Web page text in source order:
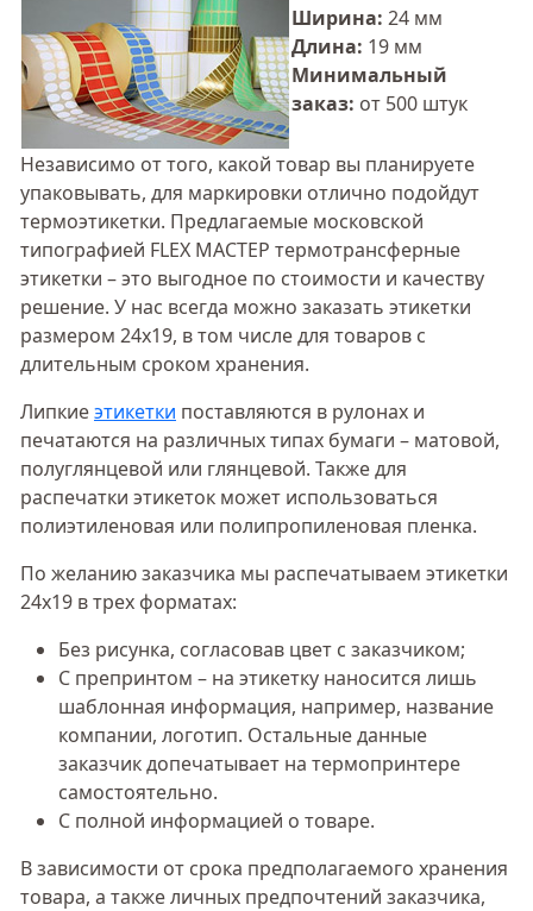
Ширина: 24 мм
Длина: 19 мм
Минимальный
заказ: от 500 штук
Независимо от того, какой товар вы планируете
упаковывать, для маркировки отлично подойдут
термоэтикетки. Предлагаемые московской
типографией FLEX МАСТЕР термотрансферные
этикетки – это выгодное по стоимости и качеству
решение. У нас всегда можно заказать этикетки
размером 24х19, в том числе для товаров с
длительным сроком хранения.
Липкиеэтикетки поставляются в рулонах и
печатаются на различных типах бумаги – матовой,
полуглянцевой или глянцевой. Также для
распечатки этикеток может использоваться
полиэтиленовая или полипропиленовая пленка.
По желанию заказчика мы распечатываем этикетки
24х19 в трех форматах:
Без рисунка, согласовав цвет с заказчиком;
С препринтом – на этикетку наносится лишь
шаблонная информация, например, название
компании, логотип. Остальные данные
заказчик допечатывает на термопринтере
самостоятельно.
С полной информацией о товаре.
В зависимости от срока предполагаемого хранения
товара, а также личных предпочтений заказчика,